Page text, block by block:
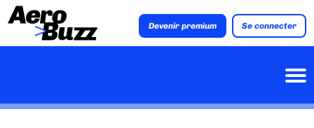
Devenir premium Se connecter